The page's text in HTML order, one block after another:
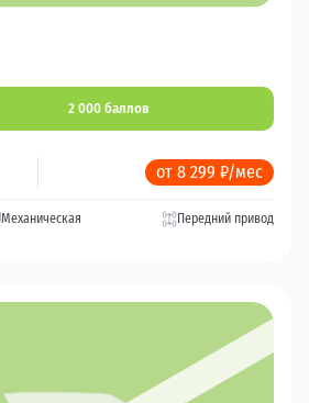
2 000 баллов
от 8 299 ₽/мес
Механическая Передний привод